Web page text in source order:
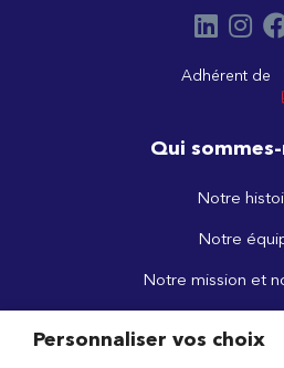
Adhérent de
Qui
Notre
Notre
Notre mission et
Personnaliser vos choix